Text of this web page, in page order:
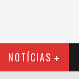
NOTÍCIAS